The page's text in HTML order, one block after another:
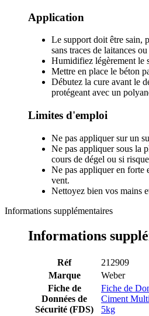
Application
Le support doit être sain,
sans traces de laitances
Humidifiez légèrement le
Mettre en place le béton
Débutez la cure avant le
protégeant avec un
Limites d'emploi
Ne pas appliquer sur un
Ne pas appliquer sous la
cours de dégel ou si
Ne pas appliquer en forte
vent.
Nettoyez bien vos mains
Informations supplémentaires
Informations
Réf
212909
Marque
Weber
Fiche de
Données de
Sécurité (FDS)
Fiche de
Ciment
5kg